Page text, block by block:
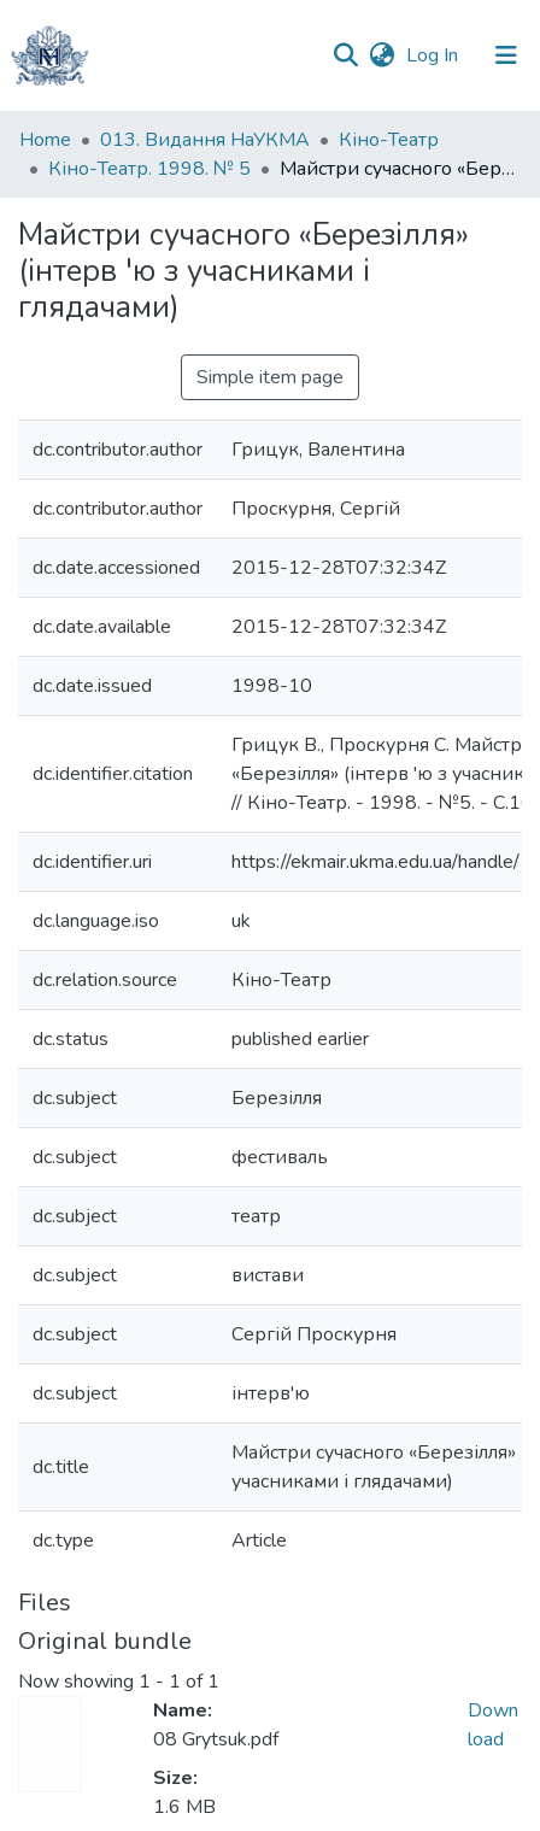
Log In (current)
Communities
&
All of DSpace
Statistics
Home 013. Видання НаУКМА
Кіно-Театр
Кіно-Театр. 1998. № 5
Майстри сучасного «Березілля» (інтерв 'ю з учасниками і глядачами)
Майстри сучасного «Березілля»
(інтерв 'ю з учасниками і
глядачами)
Simple item page
dc.contributor.author Грицук, Валентина
dc.contributor.author Проскурня, Сергій
dc.date.accessioned 2015-12-28T07:32:34Z
dc.date.available 2015-12-28T07:32:34Z
dc.date.issued 1998-10
dc.identifier.citation
Грицук В., Проскурня С. Майстри
«Березілля» (інтерв 'ю з
// Кіно-Театр. - 1998. - №5. -
dc.identifier.uri https://ekmair.ukma.edu.ua/
dc.language.iso uk
dc.relation.source Кіно-Театр
dc.status published earlier
dc.subject Березілля
dc.subject фестиваль
dc.subject театр
dc.subject вистави
dc.subject Сергій Проскурня
dc.subject інтерв'ю
dc.title
Майстри сучасного «Березілля»
учасниками і глядачами)
dc.type Article
Files
Original bundle
Now showing 1 - 1 of 1
Name:
08 Grytsuk.pdf
Size:
1.6 MB
Down
load